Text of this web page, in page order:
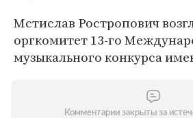
Мстислав Ростропович
оргкомитет 13-го
музыкального конкурса
Комментарии закрыты за